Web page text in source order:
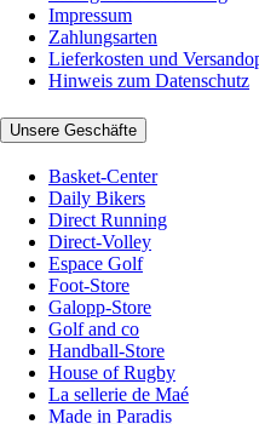
Impressum
Zahlungsarten
Lieferkosten und
Hinweis zum Datenschutz
Unsere Geschäfte
Basket-Center
Daily Bikers
Direct Running
Direct-Volley
Espace Golf
Foot-Store
Galopp-Store
Golf and co
Handball-Store
House of Rugby
La sellerie de Maé
Made in Paradis